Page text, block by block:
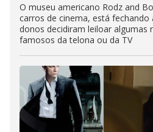
O museu americano Rodz and
carros de cinema, está fechando
donos decidiram leiloar algumas
famosos da telona ou da TV